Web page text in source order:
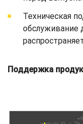
Техническая
обслуживание
Поддержка